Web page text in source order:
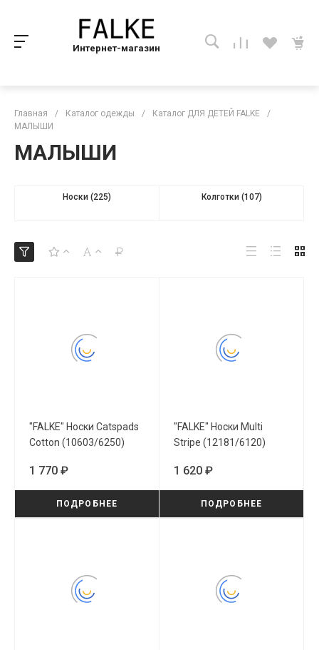
Интернет-магазин
Главная / Каталог одежды / Каталог ДЛЯ ДЕТЕЙ FALKE
/
МАЛЫШИ
МАЛЫШИ
Носки (225) Колготки (107)
"FALKE" Носки Catspads
Cotton (10603/6250)
1 770 ₽
ПОДРОБНЕЕ
"FALKE" Носки Multi
Stripe (12181/6120)
1 620 ₽
ПОДРОБНЕЕ